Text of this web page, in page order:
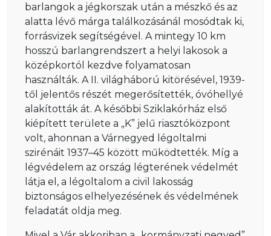
barlangok a jégkorszak után a mészkő és az
alatta lévő márga találkozásánál mosódtak ki,
forrásvizek segítségével. A mintegy 10 km
hosszú barlangrendszert a helyi lakosok a
középkortól kezdve folyamatosan
használták. A II. világháború kitörésével, 1939-
től jelentős részét megerősítették, óvóhellyé
alakították át. A későbbi Sziklakórház első
kiépített területe a „K” jelű riasztóközpont
volt, ahonnan a Várnegyed légoltalmi
szirénáit 1937–45 között működtették. Míg a
légvédelem az ország légterének védelmét
látja el, a légoltalom a civil lakosság
biztonságos elhelyezésének és védelmének
feladatát oldja meg.